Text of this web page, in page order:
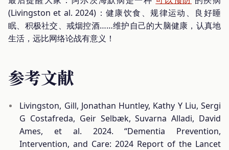
(Livingston et al. 2024)：健康饮食、规律运动、良好睡
眠、积极社交、戒烟控酒……维护自己的大脑健康，认真地
生活，远比网络论战有意义！
参考文献
Livingston, Gill, Jonathan Huntley, Kathy Y Liu, Sergi
G Costafreda, Geir Selbæk, Suvarna Alladi, David
Ames, et al. 2024. “Dementia Prevention,
Intervention, and Care: 2024 Report of the Lancet